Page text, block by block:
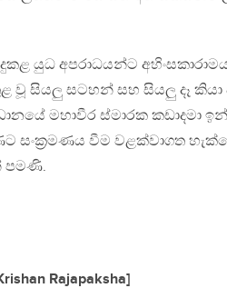
යුධ අපරාධයන්ට
වූ සියලු සටහන් සහ සියලු දෑ
මහාවීර ස්මාරක කඩාදමා
සංක‍්‍රමණය වීම වළක්වාගත
පමණි.
Rajapaksha]